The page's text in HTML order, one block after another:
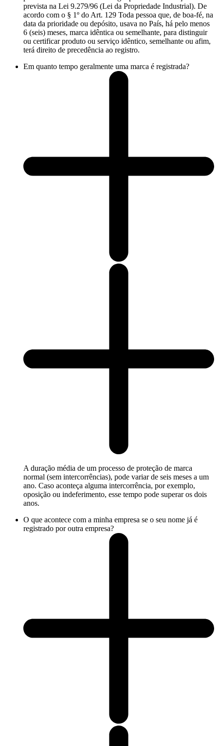
prevista na Lei 9.279/96 (Lei da Propriedade Industrial). De
acordo com o § 1º do Art. 129 Toda pessoa que, de boa-fé, na
data da prioridade ou depósito, usava no País, há pelo menos
6 (seis) meses, marca idêntica ou semelhante, para distinguir
ou certificar produto ou serviço idêntico, semelhante ou afim,
terá direito de precedência ao registro.
Em quanto tempo geralmente uma marca é registrada?
A duração média de um processo de proteção de marca
normal (sem intercorrências), pode variar de seis meses a um
ano. Caso aconteça alguma intercorrência, por exemplo,
oposição ou indeferimento, esse tempo pode superar os dois
anos.
O que acontece com a minha empresa se o seu nome já é
registrado por outra empresa?